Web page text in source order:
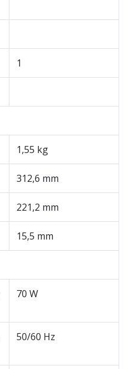
1
1,55 kg
312,6 mm
221,2 mm
15,5 mm
70 W
50/60 Hz